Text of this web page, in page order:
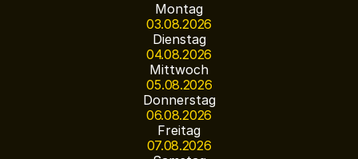
Montag
03.08.2026
Dienstag
04.08.2026
Mittwoch
05.08.2026
Donnerstag
06.08.2026
Freitag
07.08.2026